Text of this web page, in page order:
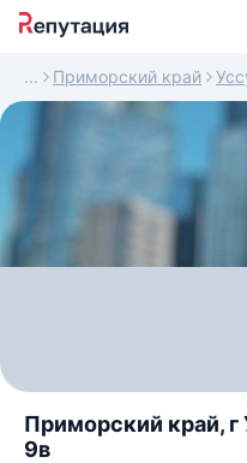
Приморский край
Приморский край, г
9в